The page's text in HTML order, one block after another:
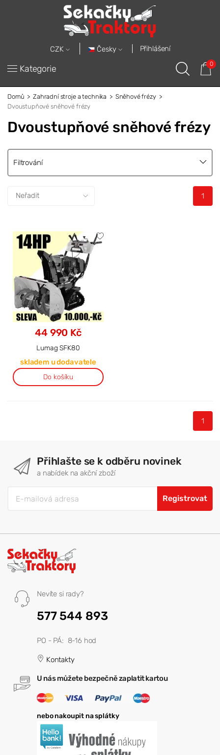
CZK Česky Přihlášení
Kategorie 0
Domů Zahradní stroje a technika
Sněhové frézy
Dvoustupňové sněhové frézy
Dvoustupňové sněhové frézy
Filtrování
1
44 990 Kč
Lumag SFK80
skladem u dodavatele
Do košíku
1
Přihlašte se k odběru novinek
a nabídek na akční zboží
Registrovat
Nevíte si rady?
577 544 893
PO - PÁ: 8-16 hod
Kontakty
U nás můžete bezpečně zaplatit kartou
nebo nakoupit na splátky